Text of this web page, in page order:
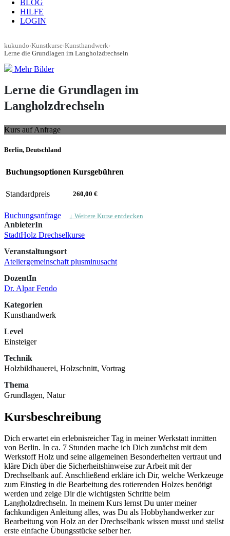
BLOG
HILFE
LOGIN
kukundo›Kunstkurse›Kunsthandwerk›
Lerne die Grundlagen im Langholzdrechseln
Mehr Bilder
Lerne die Grundlagen im
Langholzdrechseln
Kurs auf Anfrage
Berlin, Deutschland
Buchungsoptionen Kursgebühren
Standardpreis 260,00 €
Buchungsanfrage ↓ Weitere Kurse entdecken
AnbieterIn
StadtHolz Drechselkurse
Veranstaltungsort
Ateliergemeinschaft plusminusacht
DozentIn
Dr. Alpar Fendo
Kategorien
Kunsthandwerk
Level
Einsteiger
Technik
Holzbildhauerei, Holzschnitt, Vortrag
Thema
Grundlagen, Natur
Kursbeschreibung
Dich erwartet ein erlebnisreicher Tag in meiner Werkstatt inmitten
von Berlin. In ca. 7 Stunden mache ich Dich zunächst mit dem
Werkstoff Holz und seine allgemeinen Besonderheiten vertraut und
kläre Dich über die Sicherheitshinweise zur Arbeit mit der
Drechselbank auf. Anschließend erkläre ich Dir, welche Werkzeuge
zum Einstieg in die Bearbeitung des rotierenden Holzes benötigt
werden und zeige Dir die wichtigsten Schritte beim
Langholzdrechseln. In meinem Kurs lernst Du unter meiner
fachkundigen Anleitung alles, was Du als Hobbyhandwerker zur
Bearbeitung von Holz an der Drechselbank wissen musst und stellst
erste einfache Übungsstücke selber her.